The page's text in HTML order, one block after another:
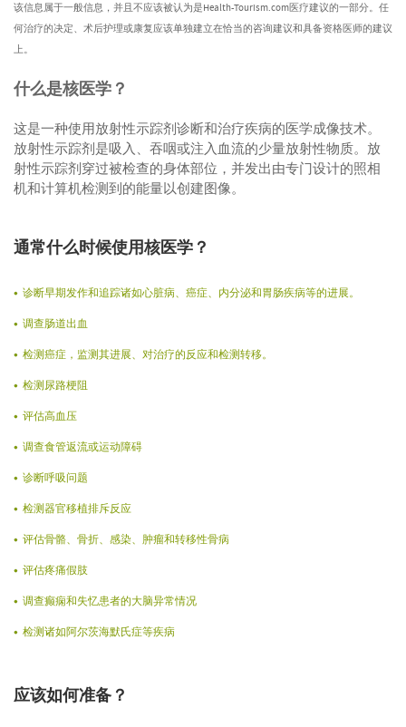
该信息属于一般信息，并且不应该被认为是Health-Tourism.com医疗建议的一部分。任
何治疗的决定、术后护理或康复应该单独建立在恰当的咨询建议和具备资格医师的建议
上。
什么是核医学？
这是一种使用放射性示踪剂诊断和治疗疾病的医学成像技术。
放射性示踪剂是吸入、吞咽或注入血流的少量放射性物质。放
射性示踪剂穿过被检查的身体部位，并发出由专门设计的照相
机和计算机检测到的能量以创建图像。
通常什么时候使用核医学？
诊断早期发作和追踪诸如心脏病、癌症、内分泌和胃肠疾病等的进展。
调查肠道出血
检测癌症，监测其进展、对治疗的反应和检测转移。
检测尿路梗阻
评估高血压
调查食管返流或运动障碍
诊断呼吸问题
检测器官移植排斥反应
评估骨骼、骨折、感染、肿瘤和转移性骨病
评估疼痛假肢
调查癫痫和失忆患者的大脑异常情况
检测诸如阿尔茨海默氏症等疾病
应该如何准备？